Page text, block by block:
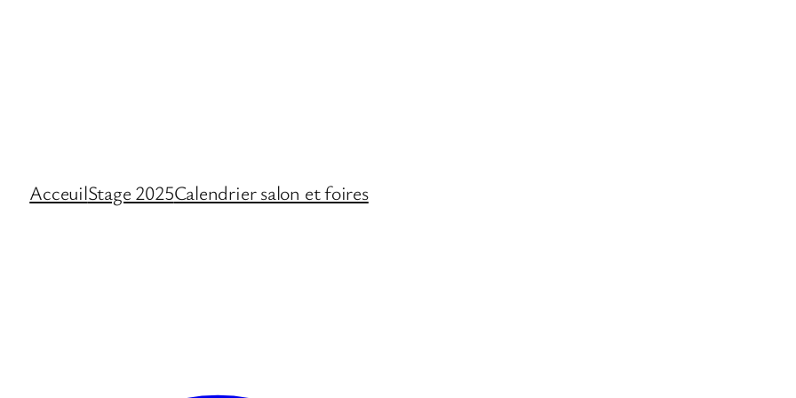
AcceuilStage 2025Calendrier salon et foires